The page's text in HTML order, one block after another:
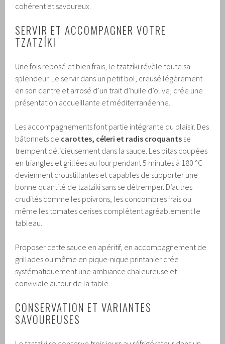
cohérent et savoureux.
SERVIR ET ACCOMPAGNER VOTRE
TZATZÍKI
Une fois reposé et bien frais, le tzatzíki révèle toute sa
splendeur. Le servir dans un petit bol, creusé légèrement
en son centre et arrosé d’un trait d’huile d’olive, crée une
présentation accueillante et méditerranéenne.
Les accompagnements font partie intégrante du plaisir. Des
bâtonnets de carottes, céleri et radis croquants se
trempent délicieusement dans la sauce. Les pitas coupées
en triangles et grillées au four pendant 5 minutes à 180 °C
deviennent croustillantes et capables de supporter une
bonne quantité de tzatzíki sans se détremper. D’autres
crudités comme les poivrons, les concombres frais ou
même les tomates cerises complètent agréablement le
tableau.
Proposer cette sauce en apéritif, en accompagnement de
grillades ou même en pique-nique printanier crée
systématiquement une ambiance chaleureuse et
conviviale autour de la table.
CONSERVATION ET VARIANTES
SAVOUREUSES